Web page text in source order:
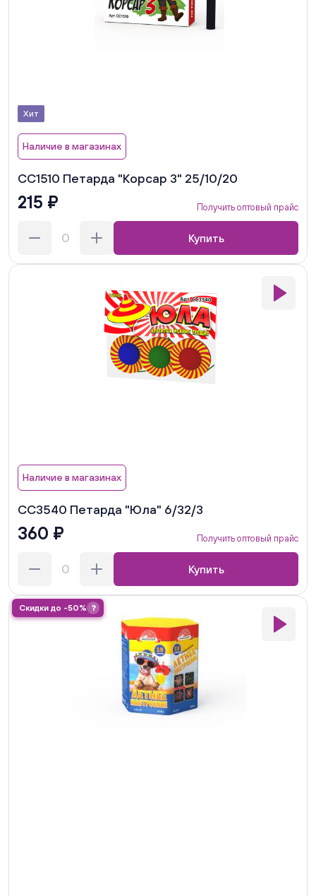
Хит
Наличие в магазинах
СС1510 Петарда "Корсар 3" 25/10/20
215 ₽ Получить оптовый прайс
Купить
Наличие в магазинах
СС3540 Петарда "Юла" 6/32/3
360 ₽ Получить оптовый прайс
Купить
Скидки до -50% ?